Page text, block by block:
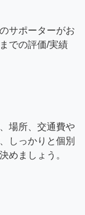
サポーターがお
での評価/実績
場所、交通費や
しっかりと個別
めましょう。